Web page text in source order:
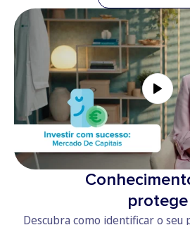
protege
Descubra como identificar o